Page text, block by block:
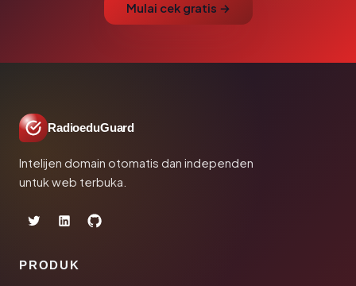
Mulai cek gratis →
RadioeduGuard
Intelijen domain otomatis dan independen
untuk web terbuka.
PRODUK